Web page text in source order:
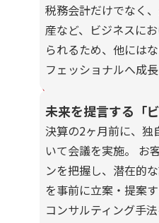
税務会計だけでなく
産など、ビジネスに
られるため、他には
フェッショナルへ成長
03
未来を提言する 「
決算の2ヶ月前に、独
いて会議を実施。 お
ンを把握し、潜在的
を事前に立案・提案
コンサルティング手